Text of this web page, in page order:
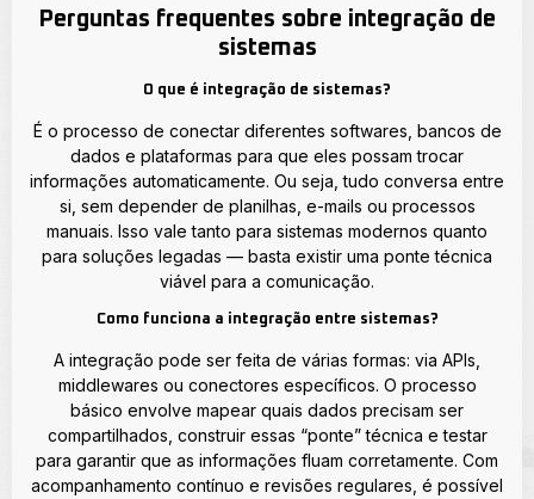
Perguntas frequentes sobre integração de
sistemas
O que é integração de sistemas?
É o processo de conectar diferentes softwares, bancos de
dados e plataformas para que eles possam trocar
informações automaticamente. Ou seja, tudo conversa entre
si, sem depender de planilhas, e-mails ou processos
manuais. Isso vale tanto para sistemas modernos quanto
para soluções legadas — basta existir uma ponte técnica
viável para a comunicação.
Como funciona a integração entre sistemas?
A integração pode ser feita de várias formas: via APIs,
middlewares ou conectores específicos. O processo
básico envolve mapear quais dados precisam ser
compartilhados, construir essas “ponte” técnica e testar
para garantir que as informações fluam corretamente. Com
acompanhamento contínuo e revisões regulares, é possível